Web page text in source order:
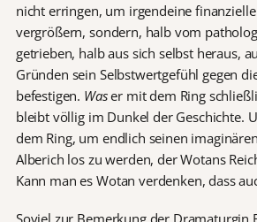
nicht erringen, um irgendeine
vergrößern, sondern, halb vom
getrieben, halb aus sich selbst heraus,
Gründen sein Selbstwertgefühl gegen
befestigen. Waser mit dem Ring
bleibt völlig im Dunkel der Geschichte.
dem Ring, um endlich seinen
Alberich los zu werden, der Wotans
Kann man es Wotan verdenken, dass